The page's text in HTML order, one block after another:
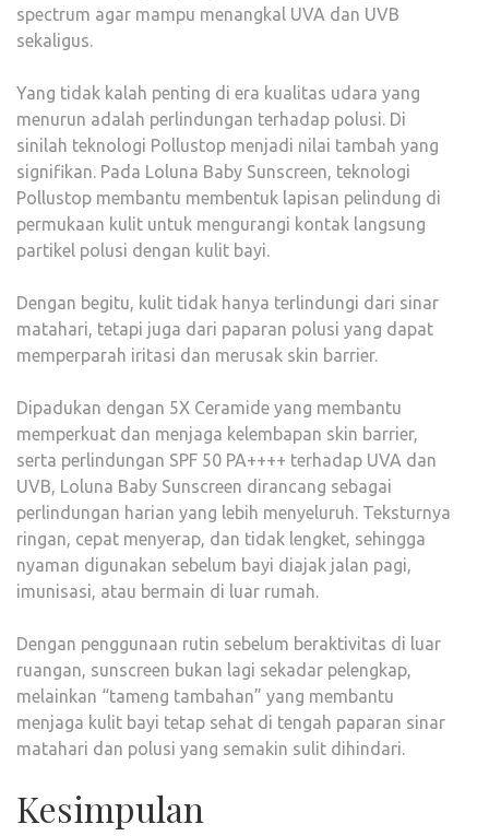
spectrum agar mampu menangkal UVA dan UVB
sekaligus.
Yang tidak kalah penting di era kualitas udara yang
menurun adalah perlindungan terhadap polusi. Di
sinilah teknologi Pollustop menjadi nilai tambah yang
signifikan. Pada Loluna Baby Sunscreen, teknologi
Pollustop membantu membentuk lapisan pelindung di
permukaan kulit untuk mengurangi kontak langsung
partikel polusi dengan kulit bayi.
Dengan begitu, kulit tidak hanya terlindungi dari sinar
matahari, tetapi juga dari paparan polusi yang dapat
memperparah iritasi dan merusak skin barrier.
Dipadukan dengan 5X Ceramide yang membantu
memperkuat dan menjaga kelembapan skin barrier,
serta perlindungan SPF 50 PA++++ terhadap UVA dan
UVB, Loluna Baby Sunscreen dirancang sebagai
perlindungan harian yang lebih menyeluruh. Teksturnya
ringan, cepat menyerap, dan tidak lengket, sehingga
nyaman digunakan sebelum bayi diajak jalan pagi,
imunisasi, atau bermain di luar rumah.
Dengan penggunaan rutin sebelum beraktivitas di luar
ruangan, sunscreen bukan lagi sekadar pelengkap,
melainkan “tameng tambahan” yang membantu
menjaga kulit bayi tetap sehat di tengah paparan sinar
matahari dan polusi yang semakin sulit dihindari.
Kesimpulan